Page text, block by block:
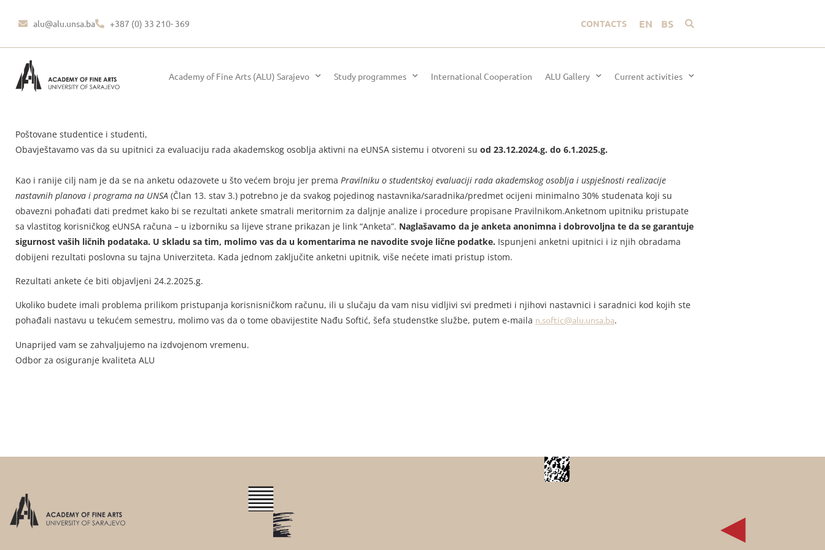
alu@alu.unsa.ba +387 (0) 33 210- 369 CONTACTS EN BS
Academy of Fine Arts (ALU) Sarajevo Study programmes International Cooperation ALU Gallery Current activities
Poštovane studentice i studenti,
Obavještavamo vas da su upitnici za evaluaciju rada akademskog osoblja aktivni na eUNSA sistemu i otvoreni su od 23.12.2024.g. do 6.1.2025.g.
Kao i ranije cilj nam je da se na anketu odazovete u što većem broju jer prema Pravilniku o studentskoj evaluaciji rada akademskog osoblja i uspješnosti realizacije
nastavnih planova i programa na UNSA (Član 13. stav 3.) potrebno je da svakog pojedinog nastavnika/saradnika/predmet ocijeni minimalno 30% studenata koji su
obavezni pohađati dati predmet kako bi se rezultati ankete smatrali meritornim za daljnje analize i procedure propisane Pravilnikom.Anketnom upitniku pristupate
sa vlastitog korisničkog eUNSA računa – u izborniku sa lijeve strane prikazan je link “Anketa”. Naglašavamo da je anketa anonimna i dobrovoljna te da se garantuje
sigurnost vaših ličnih podataka. U skladu sa tim, molimo vas da u komentarima ne navodite svoje lične podatke. Ispunjeni anketni upitnici i iz njih obradama
dobijeni rezultati poslovna su tajna Univerziteta. Kada jednom zaključite anketni upitnik, više nećete imati pristup istom.
Rezultati ankete će biti objavljeni 24.2.2025.g.
Ukoliko budete imali problema prilikom pristupanja korisnisničkom računu, ili u slučaju da vam nisu vidljivi svi predmeti i njihovi nastavnici i saradnici kod kojih ste
pohađali nastavu u tekućem semestru, molimo vas da o tome obavijestite Nađu Softić, šefa studenstke službe, putem e-maila n.softic@alu.unsa.ba.
Unaprijed vam se zahvaljujemo na izdvojenom vremenu.
Odbor za osiguranje kvaliteta ALU